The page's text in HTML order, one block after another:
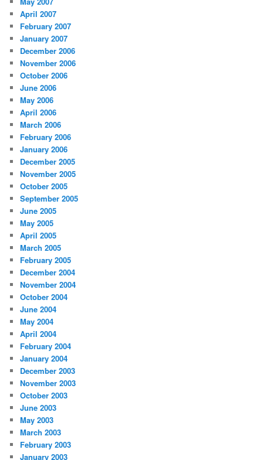
April 2007
February 2007
January 2007
December 2006
November 2006
October 2006
June 2006
May 2006
April 2006
March 2006
February 2006
January 2006
December 2005
November 2005
October 2005
September 2005
June 2005
May 2005
April 2005
March 2005
February 2005
December 2004
November 2004
October 2004
June 2004
May 2004
April 2004
February 2004
January 2004
December 2003
November 2003
October 2003
June 2003
May 2003
March 2003
February 2003
January 2003